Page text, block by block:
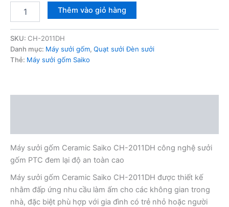
Ceramic
Saiko
CH-
Thêm vào giỏ hàng
SKU: CH-2011DH
Danh mục: Máy sưởi gốm, Quạt sưởi Đèn sưởi
Thẻ: Máy sưởi gốm Saiko
Máy sưởi gốm Ceramic Saiko CH-2011DH công nghệ sưởi
gốm PTC đem lại độ an toàn cao
Máy sưởi gốm Ceramic Saiko CH-2011DH được thiết kế
nhằm đấp ứng nhu cầu làm ấm cho các không gian trong
nhà, đặc biệt phù hợp với gia đình có trẻ nhỏ hoặc người